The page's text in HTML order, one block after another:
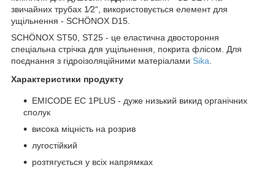
звичайних трубах 1⁄2“, використовується елемент для
ущільнення - SCHÖNOX D15.
SCHÖNOX ST50, ST25 - це еластична двостороння
спеціальна стрічка для ущільнення, покрита флісом. Для
поєднання з гідроізоляційними матеріалами Sika
Характеристики продукту
EMICODE EC 1PLUS - дуже низький викид органічних
сполук
висока міцність на розрив
лугостійкий
розтягується у всіх напрямках